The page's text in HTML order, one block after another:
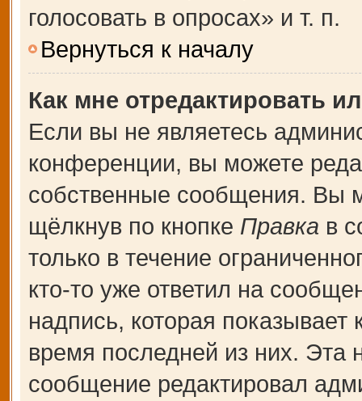
голосовать в опросах» и т. п.
Вернуться к началу
Как мне отредактировать
Если вы не являетесь
конференции, вы можете
собственные сообщения. Вы
щёлкнув по кнопке Правка в
только в течение
кто-то уже ответил на
надпись, которая показывает
время последней из них. Эта
сообщение редактировал